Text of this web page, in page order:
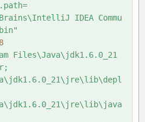
IDEA Commu
8
Files\Java\jdk1.6.0_21